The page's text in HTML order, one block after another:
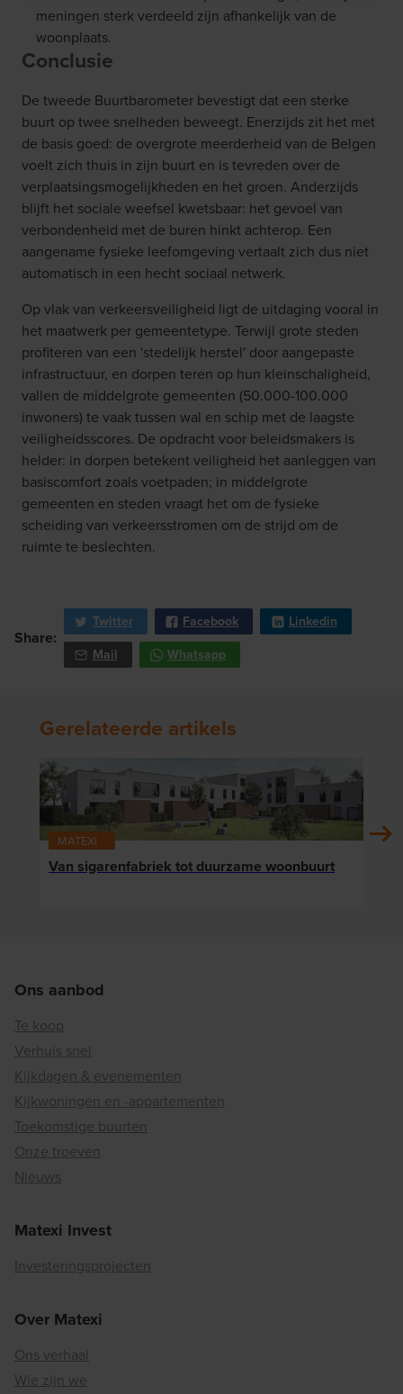
meningen sterk verdeeld zijn afhankelijk van de
woonplaats.
Conclusie
De tweede Buurtbarometer bevestigt dat een sterke
buurt op twee snelheden beweegt. Enerzijds zit het met
de basis goed: de overgrote meerderheid van de Belgen
voelt zich thuis in zijn buurt en is tevreden over de
verplaatsingsmogelijkheden en het groen. Anderzijds
blijft het sociale weefsel kwetsbaar: het gevoel van
verbondenheid met de buren hinkt achterop. Een
aangename fysieke leefomgeving vertaalt zich dus niet
automatisch in een hecht sociaal netwerk.
Op vlak van verkeersveiligheid ligt de uitdaging vooral in
het maatwerk per gemeentetype. Terwijl grote steden
profiteren van een 'stedelijk herstel' door aangepaste
infrastructuur, en dorpen teren op hun kleinschaligheid,
vallen de middelgrote gemeenten (50.000-100.000
inwoners) te vaak tussen wal en schip met de laagste
veiligheidsscores. De opdracht voor beleidsmakers is
helder: in dorpen betekent veiligheid het aanleggen van
basiscomfort zoals voetpaden; in middelgrote
gemeenten en steden vraagt het om de fysieke
scheiding van verkeersstromen om de strijd om de
ruimte te beslechten.
Share:
Twitter Facebook
Linkedin
Mail
Whatsapp
Gerelateerde artikels
MATEXI
Van sigarenfabriek tot duurzame woonbuurt
Ons aanbod
Te koop
Verhuis snel
Kijkdagen & evenementen
Kijkwoningen en -appartementen
Toekomstige buurten
Onze troeven
Nieuws
Matexi Invest
Investeringsprojecten
Over Matexi
Ons verhaal
Wie zijn we